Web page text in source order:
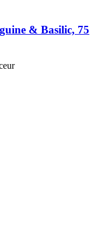
& Basilic, 75